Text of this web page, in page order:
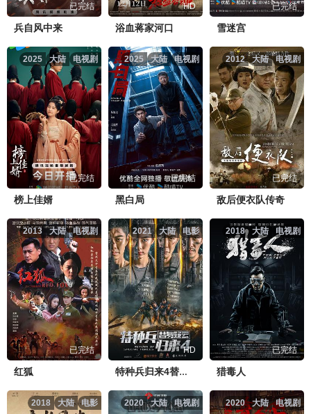
已完结
兵自风中来
HD
浴血蒋家河口
已完结
雪迷宫
电视剧
大陆
2025
已完结
榜上佳婿
电视剧
大陆
2025
已完结
黑白局
电视剧
大陆
2012
已完结
敌后便衣队传奇
电视剧
大陆
2013
已完结
红狐
电影
大陆
2021
HD
特种兵归来4替身疑云
电视剧
大陆
2018
已完结
猎毒人
电影
大陆
2018 电视剧
大陆
2020 电视剧
大陆
2020